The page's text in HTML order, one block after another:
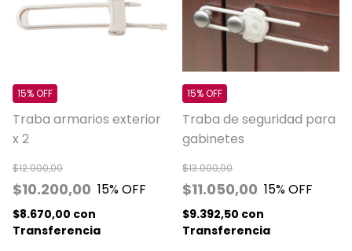
Traba armarios exterior
x 2
$10.200,00
$12.000,00
15% OFF
15% OFF
$8.670,00 con
Transferencia
Traba de seguridad para
gabinetes
$11.050,00
$13.000,00
15% OFF
15% OFF
$9.392,50 con
Transferencia